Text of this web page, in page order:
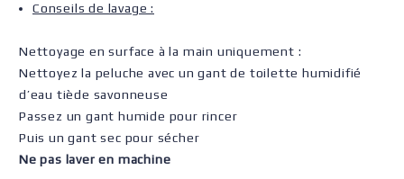
Conseils de lavage :
Nettoyage en surface à la main uniquement :
Nettoyez la peluche avec un gant de toilette humidifié
d’eau tiède savonneuse
Passez un gant humide pour rincer
Puis un gant sec pour sécher
Ne pas laver en machine